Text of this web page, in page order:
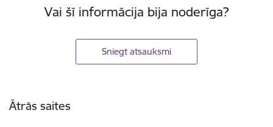
Vai šī informācija bija noderīga?
Sniegt atsauksmi
Ātrās saites